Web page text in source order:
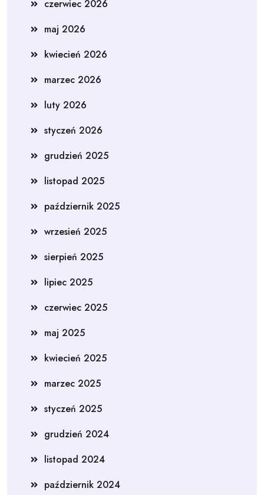
czerwiec 2026
maj 2026
kwiecień 2026
marzec 2026
luty 2026
styczeń 2026
grudzień 2025
listopad 2025
październik 2025
wrzesień 2025
sierpień 2025
lipiec 2025
czerwiec 2025
maj 2025
kwiecień 2025
marzec 2025
styczeń 2025
grudzień 2024
listopad 2024
październik 2024